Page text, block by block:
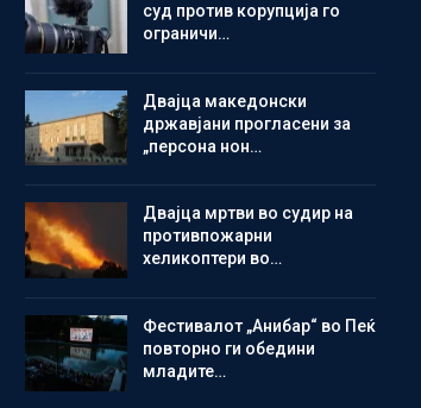
суд против корупција го
ограничи…
Двајца македонски
државјани прогласени за
„персона нон…
Двајца мртви во судир на
противпожарни
хеликоптери во…
Фестивалот „Анибар“ во Пеќ
повторно ги обедини
младите…